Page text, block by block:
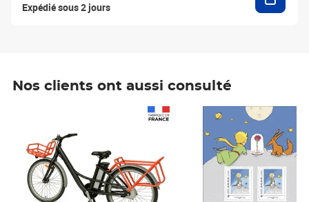
Expédié sous 2 jours
Nos clients ont aussi consulté
Prix 7,50€